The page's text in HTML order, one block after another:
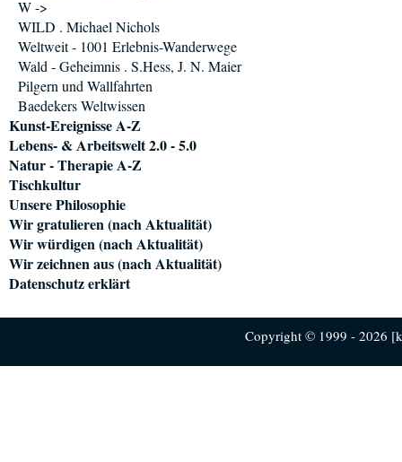
W ->
WILD . Michael Nichols
Weltweit - 1001 Erlebnis-Wanderwege
Wald - Geheimnis . S.Hess, J. N. Maier
Pilgern und Wallfahrten
Baedekers Weltwissen
Kunst-Ereignisse A-Z
Lebens- & Arbeitswelt 2.0 - 5.0
Natur - Therapie A-Z
Tischkultur
Unsere Philosophie
Wir gratulieren (nach Aktualität)
Wir würdigen (nach Aktualität)
Wir zeichnen aus (nach Aktualität)
Datenschutz erklärt
Copyright © 1999 - 2026